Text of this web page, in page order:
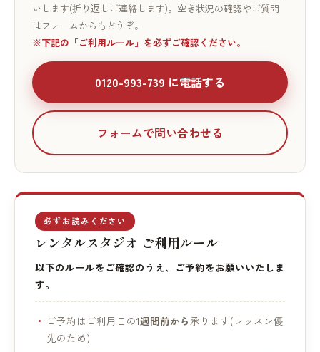
いします(折り返しご連絡します)。空き状況の確認やご質問
はフォームからもどうぞ。
※下記の「ご利用ルール」を必ずご確認ください。
0120-993-739 に電話する
フォームで問い合わせる
必ずお読みください
レンタルスタジオ ご利用ルール
以下のルールをご確認のうえ、ご予約をお願いいたしま
す。
ご予約はご利用日の1週間前から 承ります(レッスン優
先のため)